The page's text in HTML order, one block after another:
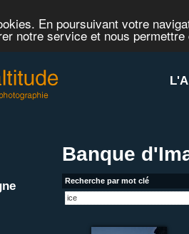
En poursuivant votre
notre service et nous
Banque
Recherche par mot clé